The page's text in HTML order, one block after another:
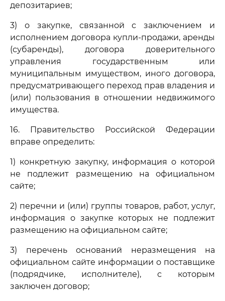
депозитариев;
3) о закупке, связанной с заключением и
исполнением договора купли-продажи, аренды
(субаренды), договора доверительного
управления государственным или
муниципальным имуществом, иного договора,
предусматривающего переход прав владения и
(или) пользования в отношении недвижимого
имущества.
16. Правительство Российской Федерации
вправе определить:
1) конкретную закупку, информация о которой
не подлежит размещению на официальном
сайте;
2) перечни и (или) группы товаров, работ, услуг,
информация о закупке которых не подлежит
размещению на официальном сайте;
3) перечень оснований неразмещения на
официальном сайте информации о поставщике
(подрядчике, исполнителе), с которым
заключен договор;